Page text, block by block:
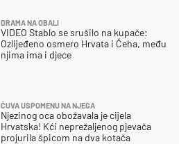
DRAMA NA OBALI
VIDEO Stablo se srušilo na kupače:
Ozlijeđeno osmero Hrvata i Čeha, među
njima ima i djece
ČUVA USPOMENU NA NJEGA
Njezinog oca obožavala je cijela
Hrvatska! Kći neprežaljenog pjevača
projurila špicom na dva kotača